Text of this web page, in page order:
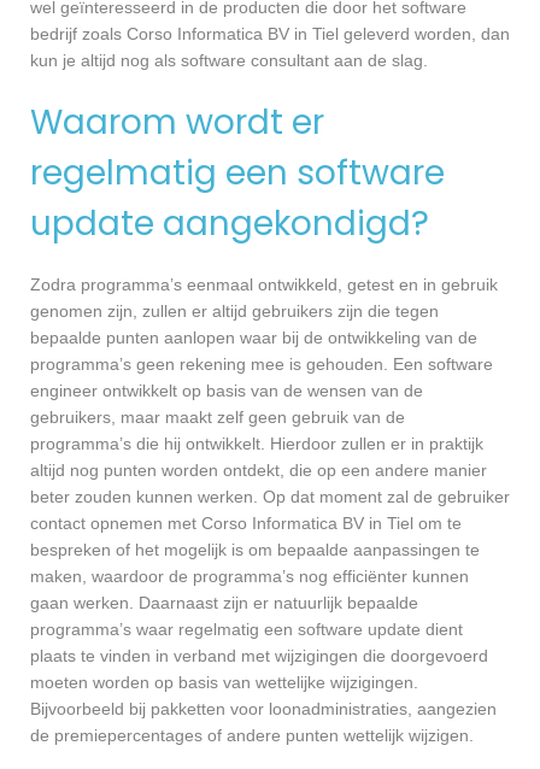
wel geïnteresseerd in de producten die door het software
bedrijf zoals Corso Informatica BV in Tiel geleverd worden, dan
kun je altijd nog als software consultant aan de slag.
Waarom wordt er
regelmatig een software
update aangekondigd?
Zodra programma’s eenmaal ontwikkeld, getest en in gebruik
genomen zijn, zullen er altijd gebruikers zijn die tegen
bepaalde punten aanlopen waar bij de ontwikkeling van de
programma’s geen rekening mee is gehouden. Een software
engineer ontwikkelt op basis van de wensen van de
gebruikers, maar maakt zelf geen gebruik van de
programma’s die hij ontwikkelt. Hierdoor zullen er in praktijk
altijd nog punten worden ontdekt, die op een andere manier
beter zouden kunnen werken. Op dat moment zal de gebruiker
contact opnemen met Corso Informatica BV in Tiel om te
bespreken of het mogelijk is om bepaalde aanpassingen te
maken, waardoor de programma’s nog efficiënter kunnen
gaan werken. Daarnaast zijn er natuurlijk bepaalde
programma’s waar regelmatig een software update dient
plaats te vinden in verband met wijzigingen die doorgevoerd
moeten worden op basis van wettelijke wijzigingen.
Bijvoorbeeld bij pakketten voor loonadministraties, aangezien
de premiepercentages of andere punten wettelijk wijzigen.